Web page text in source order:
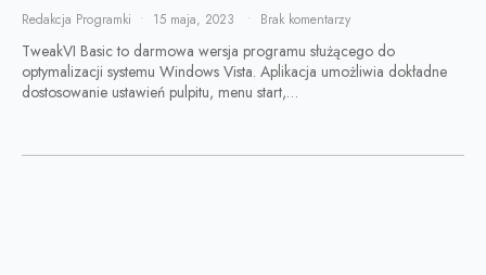
Redakcja Programki 15 maja, 2023 Brak komentarzy
TweakVI Basic to darmowa wersja programu służącego do
optymalizacji systemu Windows Vista. Aplikacja umożliwia dokładne
dostosowanie ustawień pulpitu, menu start,…